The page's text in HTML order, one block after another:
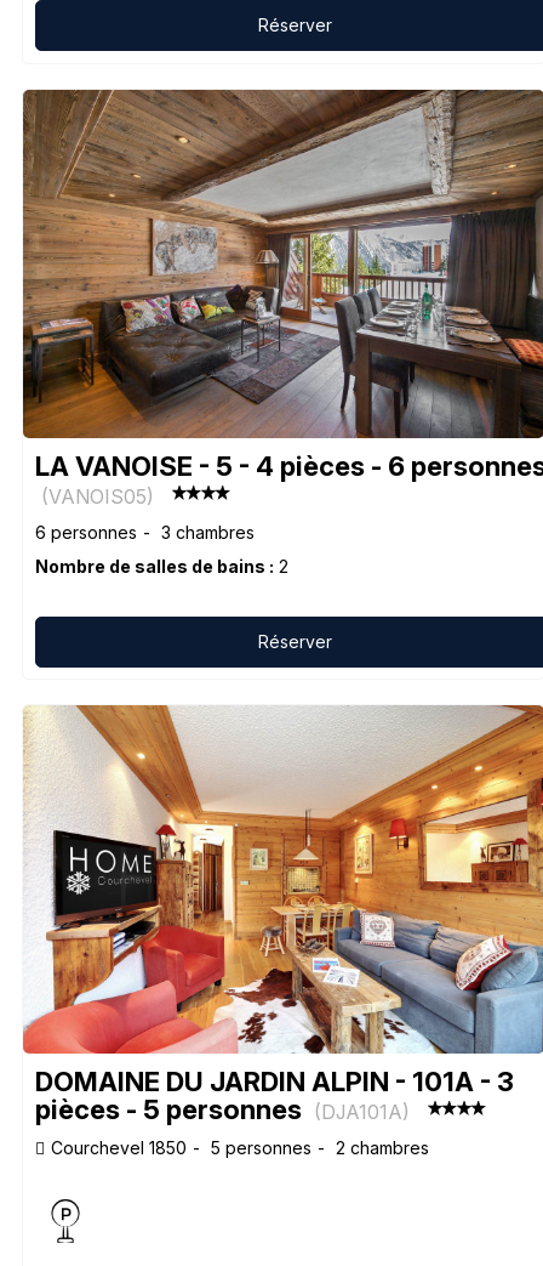
Réserver
LA VANOISE - 5 - 4 pièces - 6
(VANOIS05)
6 personnes
3 chambres
Nombre de salles de bains : 2
Réserver
DOMAINE DU JARDIN ALPIN - 101A - 3
pièces - 5 personnes (DJA101A)
Courchevel 1850 5 personnes 2 chambres